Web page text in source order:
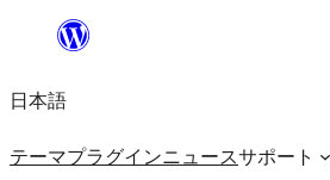
を
日本語
テーマプラグインニュースサポート